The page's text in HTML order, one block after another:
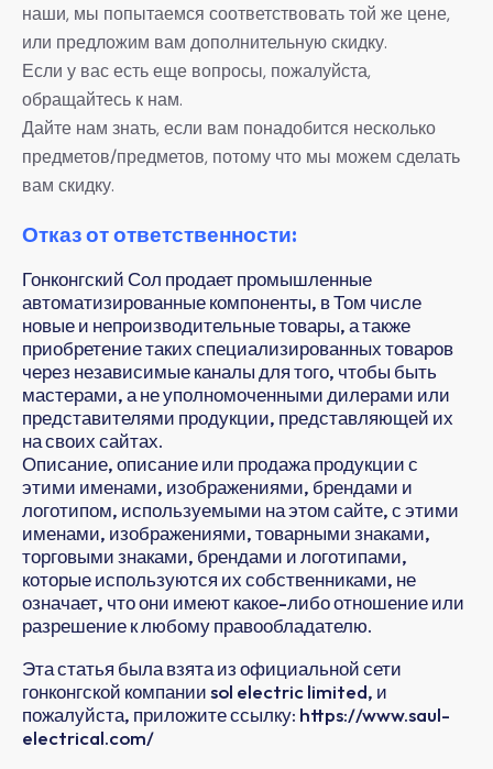
наши, мы попытаемся соответствовать той же цене,
или предложим вам дополнительную скидку.
Если у вас есть еще вопросы, пожалуйста,
обращайтесь к нам.
Дайте нам знать, если вам понадобится несколько
предметов/предметов, потому что мы можем сделать
вам скидку.
Отказ от ответственности:
Гонконгский Сол продает промышленные
автоматизированные компоненты, в Том числе
новые и непроизводительные товары, а также
приобретение таких специализированных товаров
через независимые каналы для того, чтобы быть
мастерами, а не уполномоченными дилерами или
представителями продукции, представляющей их
на своих сайтах.
Описание, описание или продажа продукции с
этими именами, изображениями, брендами и
логотипом, используемыми на этом сайте, с этими
именами, изображениями, товарными знаками,
торговыми знаками, брендами и логотипами,
которые используются их собственниками, не
означает, что они имеют какое-либо отношение или
разрешение к любому правообладателю.
Эта статья была взята из официальной сети
гонконгской компании sol electric limited, и
пожалуйста, приложите ссылку: https://www.saul-
electrical.com/